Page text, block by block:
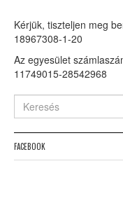
Kérjük, tiszteljen meg
18967308-1-20
Az egyesület
11749015-28542968
FACEBOOK